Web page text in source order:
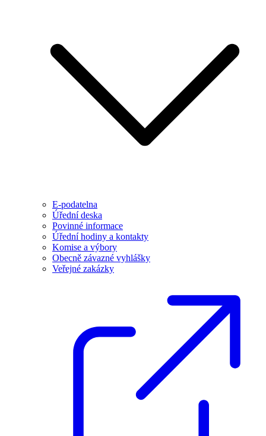
E-podatelna
Úřední deska
Povinné informace
Úřední hodiny a kontakty
Komise a výbory
Obecně závazné vyhlášky
Veřejné zakázky